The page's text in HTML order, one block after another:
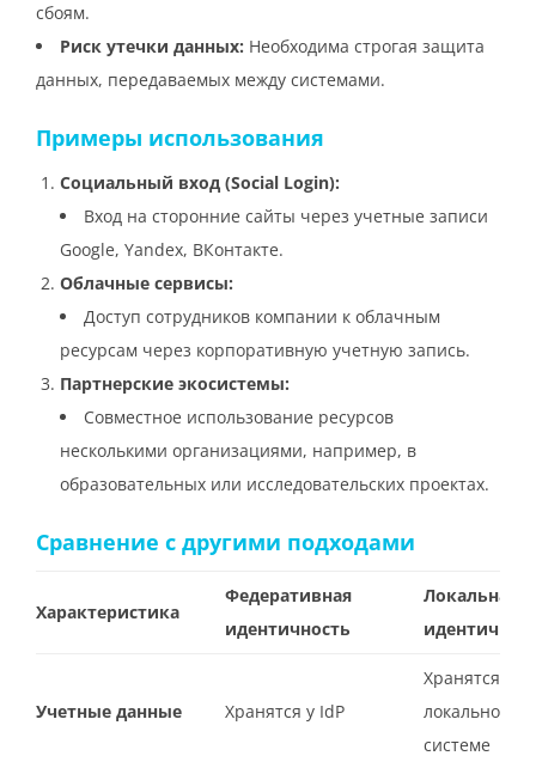
сбоям.
Риск утечки данных: Необходима строгая защита
данных, передаваемых между системами.
Примеры использования
Социальный вход (Social Login):
Вход на сторонние сайты через учетные записи
Google, Yandex, ВКонтакте.
Облачные сервисы:
Доступ сотрудников компании к облачным
ресурсам через корпоративную учетную запись.
Партнерские экосистемы:
Совместное использование ресурсов
несколькими организациями, например, в
образовательных или исследовательских проектах.
Сравнение с другими подходами
Характеристика
Федеративная
идентичность
Локальная
Учетные данные Хранятся у IdP
Хранятся в
локальной
системе